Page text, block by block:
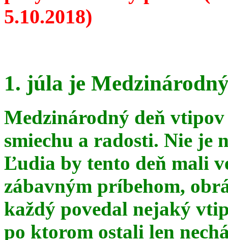
5.10.2018)
1. júla je
Medzinárodný deň
smiechu a radosti. Nie je
Ľudia by tento deň mali
zábavným príbehom,
každý povedal nejaký
po ktorom ostali len